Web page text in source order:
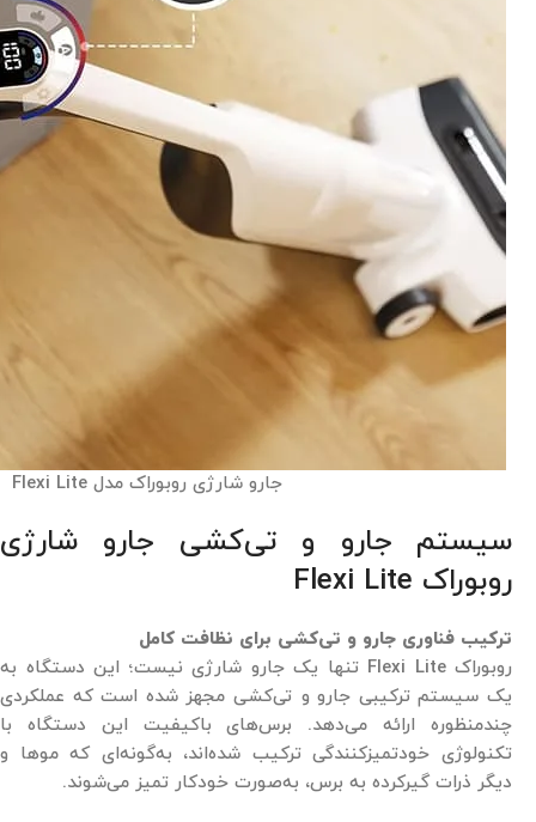
جارو شارژی روبوراک مدل Flexi Lite
سیستم جارو و تی‌کشی جارو شارژی
روبوراک Flexi Lite
ترکیب فناوری جارو و تی‌کشی برای نظافت کامل
روبوراک Flexi Lite تنها یک جارو شارژی نیست؛ این دستگاه به
یک سیستم ترکیبی جارو و تی‌کشی مجهز شده است که عملکردی
چندمنظوره ارائه می‌دهد. برس‌های باکیفیت این دستگاه با
تکنولوژی خودتمیزکنندگی ترکیب شده‌اند، به‌گونه‌ای که موها و
دیگر ذرات گیرکرده به برس، به‌صورت خودکار تمیز می‌شوند.